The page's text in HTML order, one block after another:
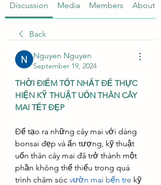
Discussion Media Members About
Back
Nguyen Nguyen
September 19, 2024
THỜI ĐIỂM TỐT NHẤT ĐỂ THỰC
HIỆN KỸ THUẬT UỐN THÂN CÂY
MAI TẾT ĐẸP
Để tạo ra những cây mai với dáng
bonsai đẹp và ấn tượng, kỹ thuật
uốn thân cây mai đã trở thành một
phần không thể thiếu trong quá
trình chăm sóc vườn mai bến tre kỹ